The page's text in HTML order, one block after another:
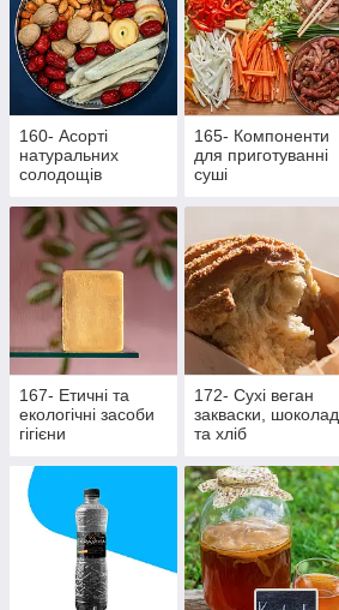
160- Асорті
натуральних
солодощів
165- Компоненти
для приготуванні
суші
167- Етичні та
екологічні засоби
гігієни
172- Сухі веган
закваски, шоколад
та хліб